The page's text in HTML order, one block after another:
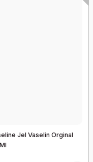
Jel Vaselin Orginal